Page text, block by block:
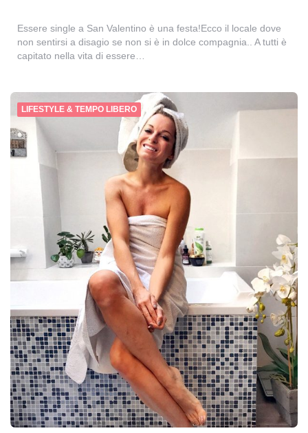
Essere single a San Valentino è una festa!Ecco il locale dove
non sentirsi a disagio se non si è in dolce compagnia.. A tutti è
capitato nella vita di essere…
LIFESTYLE & TEMPO LIBERO